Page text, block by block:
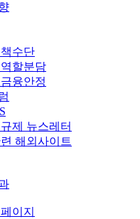
수단
할분담
융안정
제 뉴스레터
해외사이트
이지